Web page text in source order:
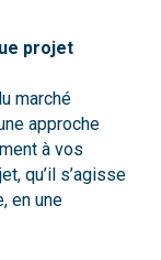
projet
marché
approche
à vos
qu’il s’agisse
en une